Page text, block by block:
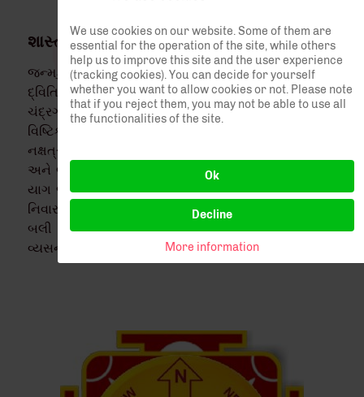
શાસ્ત્રોક્ત પૂજનવિધિ અને કર્મકાંડ
જન્મકુંડલીના અનિષ્ટ યોગોનું નિવારણ * કૃષ્ણપક્ષની
દ્વિતિયા, પંચમી, ચૌદસ અને અમાસ * સૂર્યગ્રહણ અને
ચંદ્રગ્રહણ * વિષ્કુંભ, વૈધૃતિ ને વ્યતિપાત આદિ યોગો *
વિષ્ટિકરણ * ભરણી, આશ્લેષા, જ્યેષ્ઠા અને મૂળ જેવા
નક્ષત્રોની શાંતિ * નવચંડી, સહસ્ત્ર ચંડી કે લક્ષ ચંડી * રુદ્રી
અને લઘુ રુદ્ર * ગણેશયાગ, રુદ્ર યાગ, વિષ્ણુ યાગ, લક્ષ્મી
યાગ જેવા મહાયાગો * મૂર્તિની પ્રાણપ્રતિષ્ઠા * કાલસર્પ દોષ
નિવારણ * મરણોત્તર ક્રિયાઓ - પિતૃ શ્રાદ્ધ અને નારાયણ
બલી જેવી પૂજનવિધિઓ શાસ્ત્રોક્ત રીતે સાત્વિક અને
વ્યસનમુક્ત બ્રાહ્મણો દ્વારા કરવામાં આવે છે.
We use cookies on our website. Some of them are
essential for the operation of the site, while others
help us to improve this site and the user experience
(tracking cookies). You can decide for yourself
whether you want to allow cookies or not. Please note
that if you reject them, you may not be able to use all
the functionalities of the site.
Ok
Decline
More information